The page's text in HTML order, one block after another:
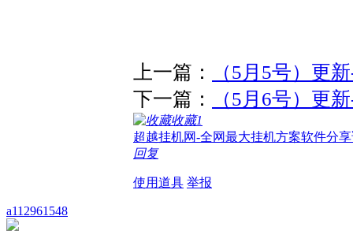
上一篇：
（5月5号）更
下一篇：
（5月6号）更
收藏1
超越挂机网-全网最大挂机方案软件分
回复
使用道具 举报
a112961548